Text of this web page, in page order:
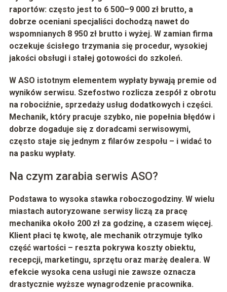
raportów: często jest to 6 500–9 000 zł brutto, a
dobrze oceniani specjaliści dochodzą nawet do
wspomnianych 8 950 zł brutto i wyżej. W zamian firma
oczekuje ścisłego trzymania się procedur, wysokiej
jakości obsługi i stałej gotowości do szkoleń.
W ASO istotnym elementem wypłaty bywają premie od
wyników serwisu. Szefostwo rozlicza zespół z obrotu
na robociźnie, sprzedaży usług dodatkowych i części.
Mechanik, który pracuje szybko, nie popełnia błędów i
dobrze dogaduje się z doradcami serwisowymi,
często staje się jednym z filarów zespołu – i widać to
na pasku wypłaty.
Na czym zarabia serwis ASO?
Podstawa to wysoka stawka roboczogodziny. W wielu
miastach autoryzowane serwisy liczą za pracę
mechanika około 200 zł za godzinę, a czasem więcej.
Klient płaci tę kwotę, ale mechanik otrzymuje tylko
część wartości – reszta pokrywa koszty obiektu,
recepcji, marketingu, sprzętu oraz marżę dealera. W
efekcie wysoka cena usługi nie zawsze oznacza
drastycznie wyższe wynagrodzenie pracownika.